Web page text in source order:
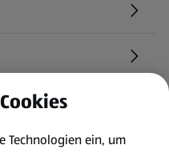
Technologien ein, um